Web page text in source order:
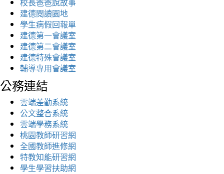
建德閱讀園地
學生病假回報單
建德第一會議室
建德第二會議室
建德特殊會議室
輔導專用會議室
公務連結
雲端差勤系統
公文整合系統
雲端學務系統
桃園教師研習網
全國教師進修網
特教知能研習網
學生學習扶助網